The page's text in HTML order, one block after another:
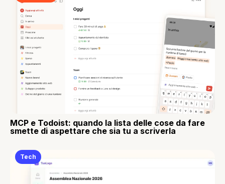
MCP e Todoist: quando la lista delle cose da fare
smette di aspettare che sia tu a scriverla
Tech